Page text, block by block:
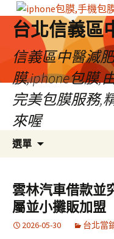
台北信義區
信義區中醫減
膜,iphone包膜,
完美包膜服務,
來喔
選單
容
區
雲林汽車借款並
屬並小攤販加盟
2026-05-30 台北當